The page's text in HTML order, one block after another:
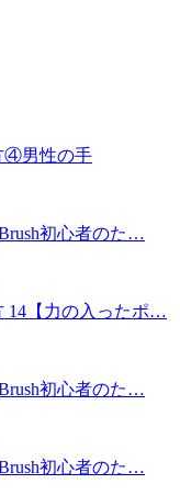
④男性の手
初心者のた…
14【力の入ったポ…
初心者のた…
初心者のた…